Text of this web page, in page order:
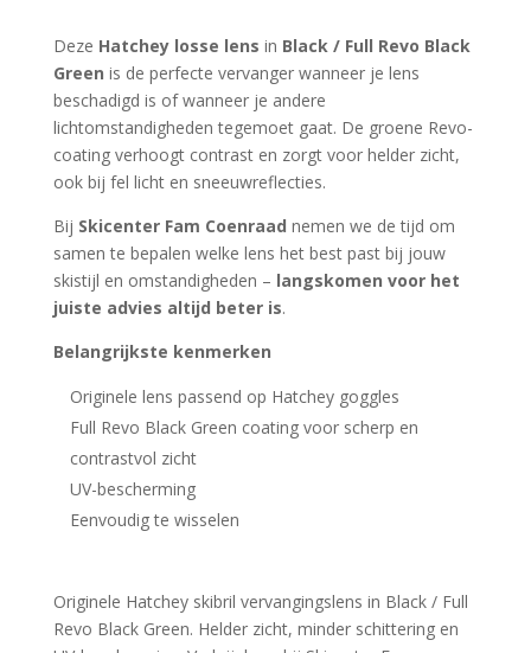
Deze Hatchey losse lens in Black / Full Revo Black
Green is de perfecte vervanger wanneer je lens
beschadigd is of wanneer je andere
lichtomstandigheden tegemoet gaat. De groene Revo-
coating verhoogt contrast en zorgt voor helder zicht,
ook bij fel licht en sneeuwreflecties.
Bij Skicenter Fam Coenraad nemen we de tijd om
samen te bepalen welke lens het best past bij jouw
skistijl en omstandigheden – langskomen voor het
juiste advies altijd beter is.
Belangrijkste kenmerken
Originele lens passend op Hatchey goggles
Full Revo Black Green coating voor scherp en
contrastvol zicht
UV-bescherming
Eenvoudig te wisselen
Originele Hatchey skibril vervangingslens in Black / Full
Revo Black Green. Helder zicht, minder schittering en